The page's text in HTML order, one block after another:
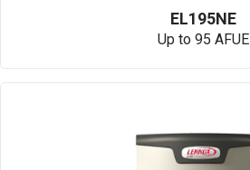
EL195NE
Up to 95 AFUE